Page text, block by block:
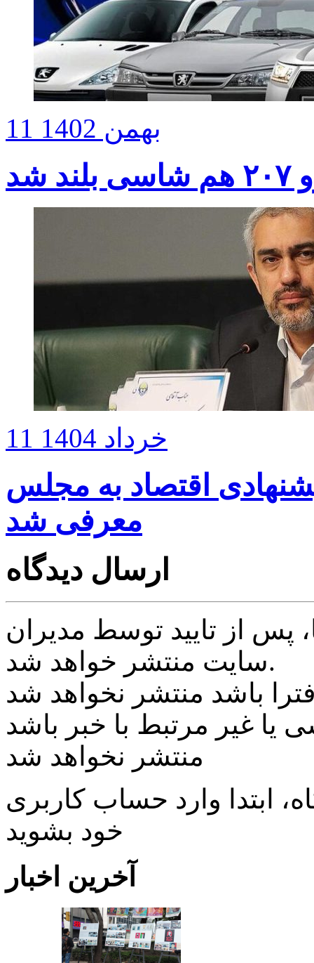
11 بهمن 1402
شد
11 خرداد 1404
اقتصاد به مجلس
معرفی شد
ارسال دیدگاه
از تایید توسط مدیران
سایت منتشر خواهد شد.
یا غیر مرتبط با خبر باشد
منتشر نخواهد شد
ابتدا وارد حساب كاربری
خود بشويد
آخرین اخبار